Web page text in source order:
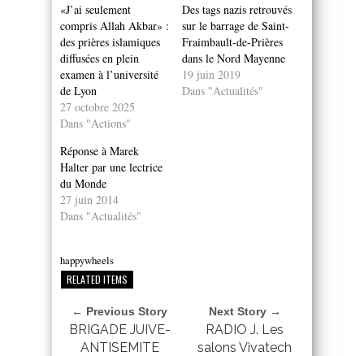
«J’ai seulement
compris Allah Akbar» :
des prières islamiques
diffusées en plein
examen à l’université
de Lyon
27 octobre 2025
Dans "Actions"
Des tags nazis retrouvés
sur le barrage de Saint-
Fraimbault-de-Prières
dans le Nord Mayenne
19 juin 2019
Dans "Actualités"
Réponse à Marek
Halter par une lectrice
du Monde
27 juin 2014
Dans "Actualités"
happywheels
RELATED ITEMS
← Previous Story
BRIGADE JUIVE-
ANTISEMITE
Next Story →
RADIO J. Les
salons Vivatech